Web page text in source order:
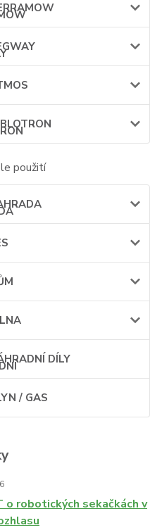
použití
DÍLY
/ GAS
o robotických sekačkách v